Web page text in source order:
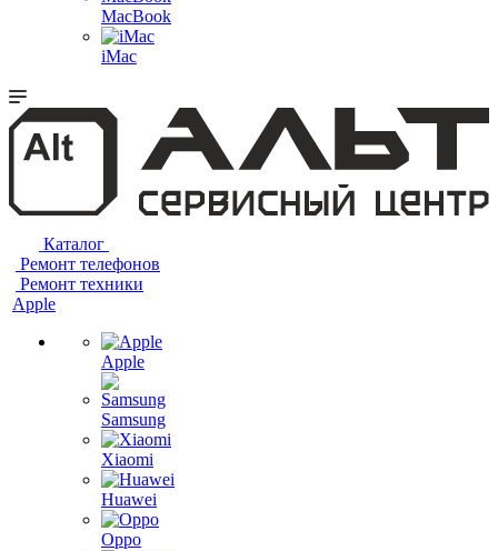
MacBook
iMac
Каталог
Ремонт телефонов
Ремонт техники
Apple
Apple
Samsung
Xiaomi
Huawei
Oppo